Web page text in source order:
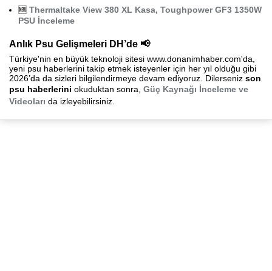
🆕 Thermaltake View 380 XL Kasa, Toughpower GF3 1350W
PSU İnceleme
Anlık Psu Gelişmeleri DH’de 📢
Türkiye'nin en büyük teknoloji sitesi www.donanimhaber.com'da,
yeni psu haberlerini takip etmek isteyenler için her yıl olduğu gibi
2026’da da sizleri bilgilendirmeye devam ediyoruz. Dilerseniz son
psu haberlerini okuduktan sonra, Güç Kaynağı İnceleme ve
Videoları da izleyebilirsiniz.